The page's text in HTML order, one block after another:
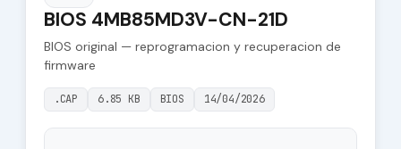
BIOS 4MB85MD3V-CN-21D
BIOS original — reprogramacion y recuperacion de
firmware
.CAP 6.85 KB BIOS 14/04/2026